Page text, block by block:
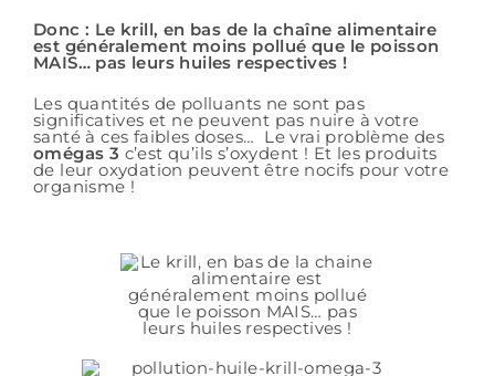
Donc : Le krill, en bas de la chaîne alimentaire
est généralement moins pollué que le poisson
MAIS… pas leurs huiles respectives !
Les quantités de polluants ne sont pas
significatives et ne peuvent pas nuire à votre
santé à ces faibles doses… Le vrai problème des
omégas 3 c’est qu’ils s’oxydent ! Et les produits
de leur oxydation peuvent être nocifs pour votre
organisme !